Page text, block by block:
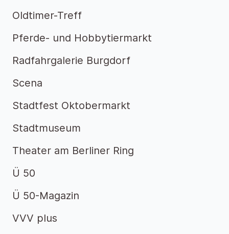
Oldtimer-Treff
Pferde- und Hobbytiermarkt
Radfahrgalerie Burgdorf
Scena
Stadtfest Oktobermarkt
Stadtmuseum
Theater am Berliner Ring
Ü 50
Ü 50-Magazin
VVV plus